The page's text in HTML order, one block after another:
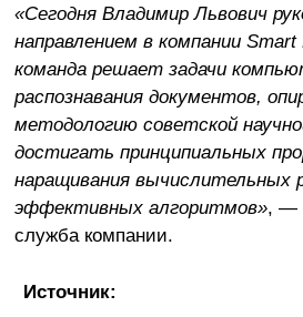
«Сегодня Владимир Львович
направлением в компании Smart
команда решает задачи
распознавания документов,
методологию советской
достигать принципиальных
наращивания вычислительных
эффективных алгоритмов», —
служба компании.
Источник: